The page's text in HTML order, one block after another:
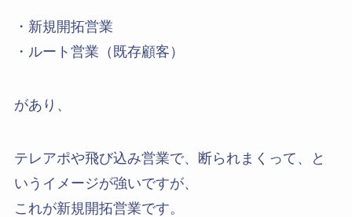
・新規開拓営業
・ルート営業（既存顧客）
があり、
テレアポや飛び込み営業で、断られまくって、と
いうイメージが強いですが、
これが新規開拓営業です。